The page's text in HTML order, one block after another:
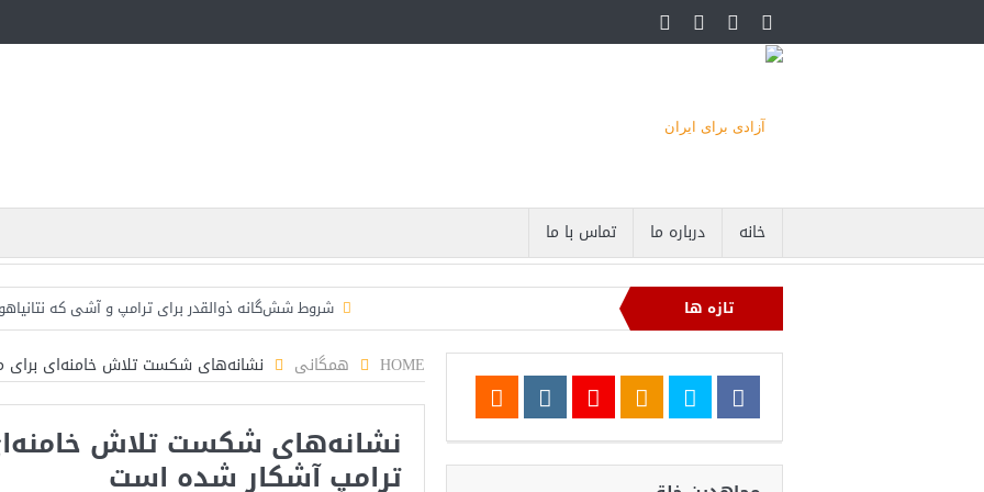
خانه درباره ما تماس با ما
تازه ها
شروط شش‌گانه ذوالقدر برای ترامپ و آشی که
ایران؛ فرمانده ارتش آمریکا به مقامات کاخ سفید:
روزنامه: محاصره دریایی صادرات نفت ایران را فلج
تحلیلگر سعودی: این توافق‌نامه پیامی بازدارنده در
مقام آمریکایی: تصورِ بازنده بودن برای ترامپ
HOME همگانی نشانه‌های شکست تلاش‌ خامنه‌ای برای
نشانه‌های شکست تلاش‌
ترامپ آشکار شده است